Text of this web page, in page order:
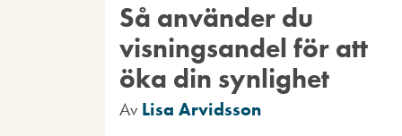
Så använder du
visningsandel för att
öka din synlighet
Av Lisa Arvidsson